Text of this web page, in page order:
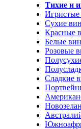
Тихие и
Игристые
Сухие
Красные
Белые
Розовые
Сладкие